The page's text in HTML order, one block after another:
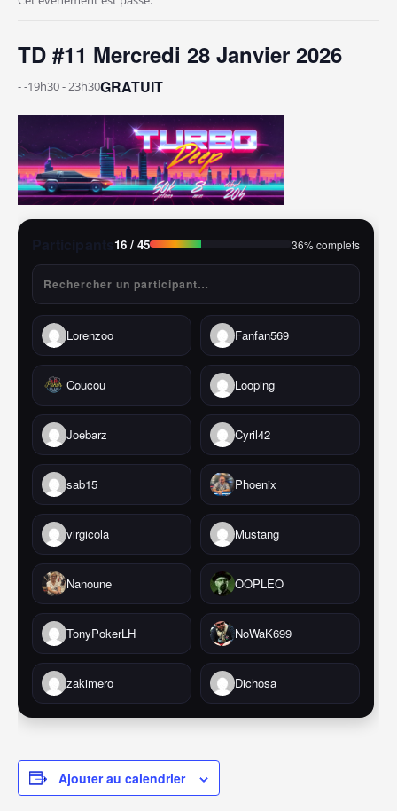
TD #11 Mercredi 28 Janvier 2026
- -19h30-23h30GRATUIT
Participants16 / 45 36% complets
Lorenzoo Fanfan569
Coucou Looping
Joebarz Cyril42
sab15 Phoenix
virgicola Mustang
Nanoune OOPLEO
TonyPokerLH NoWaK699
zakimero Dichosa
Ajouter au calendrier